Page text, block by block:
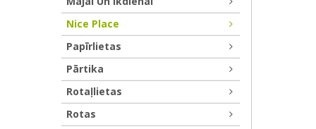
Nice Place
Papīrlietas
Pārtika
Rotaļlietas
Rotas